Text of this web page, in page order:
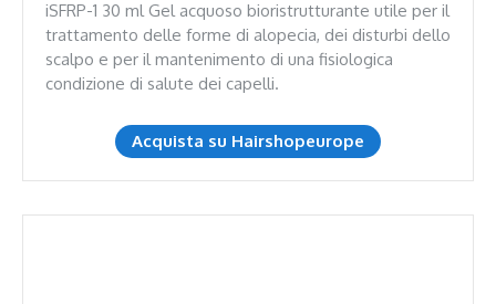
iSFRP-1 30 ml Gel acquoso bioristrutturante utile per il
trattamento delle forme di alopecia, dei disturbi dello
scalpo e per il mantenimento di una fisiologica
condizione di salute dei capelli.
Acquista su Hairshopeurope